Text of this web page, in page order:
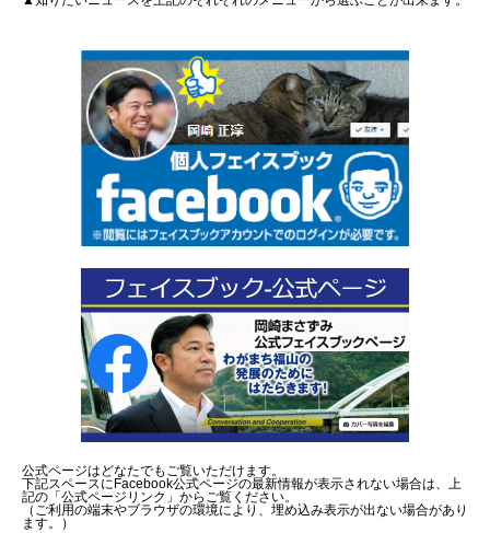
公式ページはどなたでもご覧いただけます。
下記スペースにFacebook公式ページの最新情報が表示されない場合は、上
記の「公式ページリンク」からご覧ください。
（ご利用の端末やブラウザの環境により、埋め込み表示が出ない場合があり
ます。）